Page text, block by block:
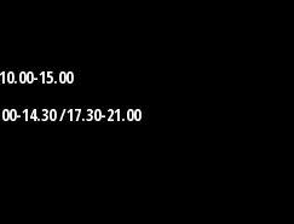
15.00
14.30 /17.30-21.00